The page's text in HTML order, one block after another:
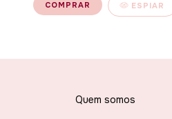
ESPIAR
Quem somos